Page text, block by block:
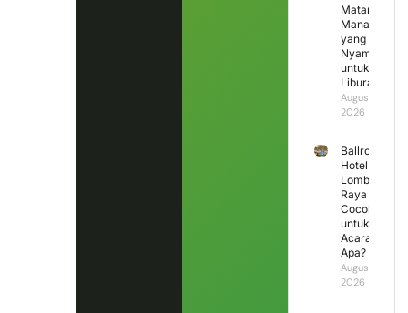
Mataram
Mana
yang
Nyaman
untuk
Liburan?
August 4,
2026
Ballroom
Hotel
Lombok
Raya
Cocok
untuk
Acara
Apa?
August 3,
2026